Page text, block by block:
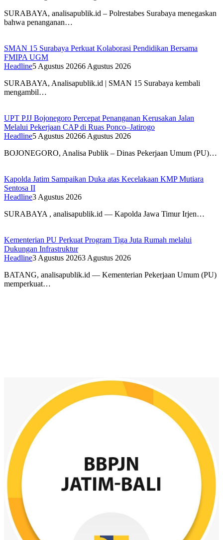
SURABAYA, analisapublik.id – Polrestabes Surabaya menegaskan
bahwa penanganan…
SMAN 15 Surabaya Perkuat Kolaborasi Pendidikan Bersama
FMIPA UGM
Headline5 Agustus 20266 Agustus 2026
SURABAYA, Analisapublik.id | SMAN 15 Surabaya kembali
mengambil…
UPT PJJ Bojonegoro Percepat Penanganan Kerusakan Jalan
Melalui Pekerjaan CAP di Ruas Ponco–Jatirogo
Headline5 Agustus 20266 Agustus 2026
BOJONEGORO, Analisa Publik – Dinas Pekerjaan Umum (PU)…
Kapolda Jatim Sampaikan Duka atas Kecelakaan KMP Mutiara
Sentosa II
Headline3 Agustus 2026
SURABAYA , analisapublik.id — Kapolda Jawa Timur Irjen…
Kementerian PU Perkuat Program Tiga Juta Rumah melalui
Dukungan Infrastruktur
Headline3 Agustus 20263 Agustus 2026
BATANG, analisapublik.id — Kementerian Pekerjaan Umum (PU)
memperkuat…